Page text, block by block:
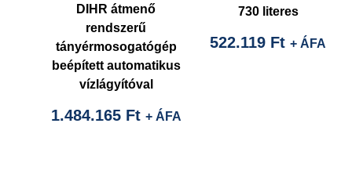
DIHR átmenő
rendszerű
tányérmosogatógép
beépített automatikus
vízlágyítóval
1.484.165 Ft + ÁFA
730 literes
522.119 Ft + ÁFA